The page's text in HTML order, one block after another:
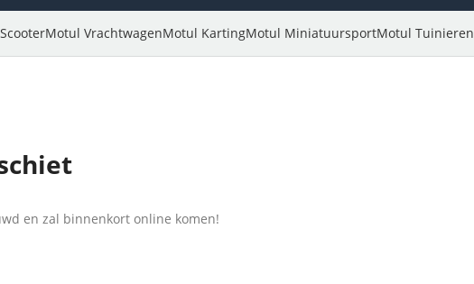
Motul VrachtwagenMotul KartingMotul MiniatuursportMotul Tuinieren
en zal binnenkort online komen!